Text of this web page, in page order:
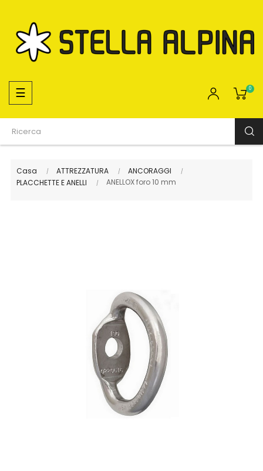
navigazione
Toggle
☰ 0
Casa ATTREZZATURA
ANCORAGGI
PLACCHETTE E ANELLI
ANELLOX foro 10 mm